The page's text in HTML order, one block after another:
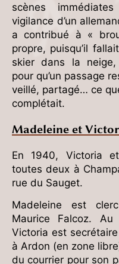
scènes
vigilance d’un
a contribué à «
propre, puisqu’il
skier dans la neige,
pour qu’un passage
veillé, partagé… ce
complétait.
Madeleine et
En 1940, Victoria
toutes deux à
rue du Sauget.
Madeleine est
Maurice Falcoz.
Victoria est
à Ardon (en zone
du courrier pour son